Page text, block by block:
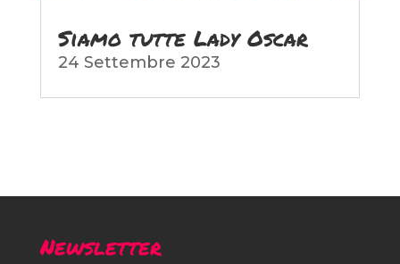
Siamo tutte Lady Oscar
24 Settembre 2023
Newsletter